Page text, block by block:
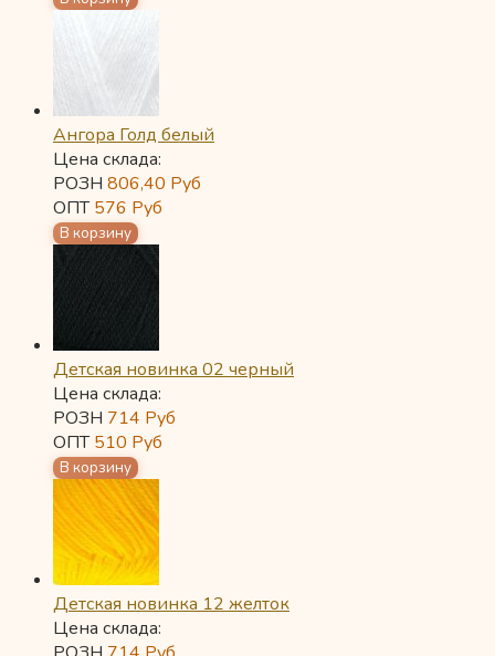
Ангора Голд белый
Цена склада:
РОЗН 806,40 Руб
ОПТ576 Руб
Детская новинка 02 черный
Цена склада:
РОЗН 714 Руб
ОПТ510 Руб
Детская новинка 12 желток
Цена склада: